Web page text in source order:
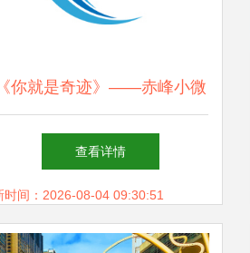
《你就是奇迹》——赤峰小微
企业年会背后的策划之光
查看详情
时间：2026-08-04 09:30:51